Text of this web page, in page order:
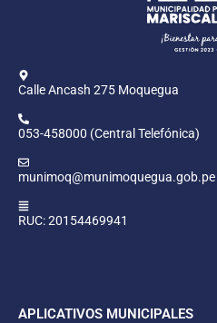
Calle Ancash 275 Moquegua
053-458000 (Central Telefónica)
munimoq@munimoquegua.gob.pe
RUC: 20154469941
APLICATIVOS MUNICIPALES